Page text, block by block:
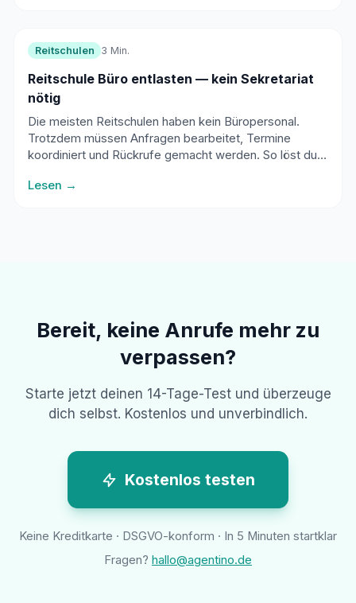
Reitschulen 3 Min.
Reitschule Büro entlasten — kein Sekretariat
nötig
Die meisten Reitschulen haben kein Büropersonal.
Trotzdem müssen Anfragen bearbeitet, Termine
koordiniert und Rückrufe gemacht werden. So löst du
Lesen →
Bereit, keine Anrufe mehr zu
verpassen?
Starte jetzt deinen 14-Tage-Test und überzeuge
dich selbst. Kostenlos und unverbindlich.
Kostenlos testen
Keine Kreditkarte · DSGVO-konform · In 5 Minuten startklar
Fragen? hallo@agentino.de